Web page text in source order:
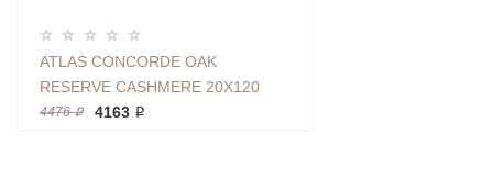
ATLAS CONCORDE OAK
RESERVE CASHMERE 20Х120
ДЕРЕВО БЕЖЕВЫЙ
4476 ₽ 4163 ₽